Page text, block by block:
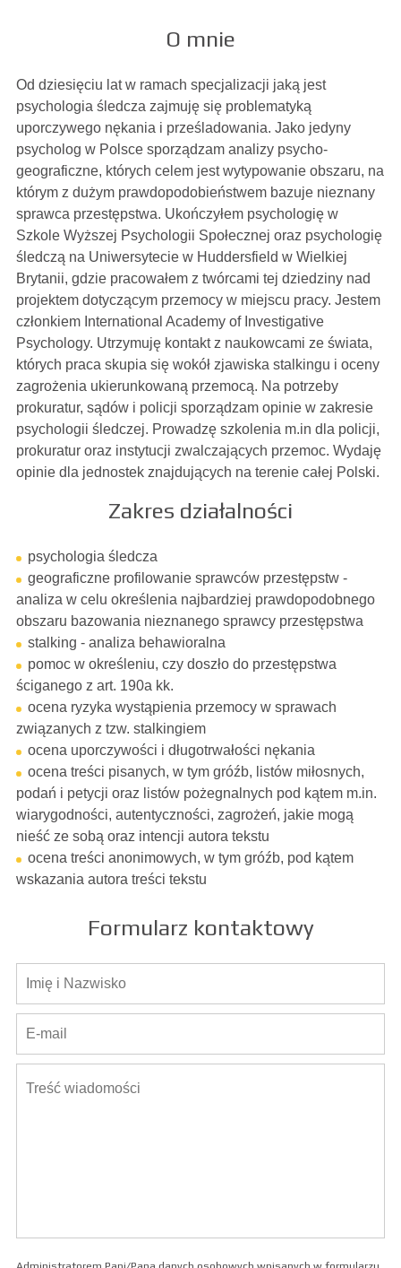
O mnie
Od dziesięciu lat w ramach specjalizacji jaką jest
psychologia śledcza zajmuję się problematyką
uporczywego nękania i prześladowania. Jako jedyny
psycholog w Polsce sporządzam analizy psycho-
geograficzne, których celem jest wytypowanie obszaru, na
którym z dużym prawdopodobieństwem bazuje nieznany
sprawca przestępstwa. Ukończyłem psychologię w
Szkole Wyższej Psychologii Społecznej oraz psychologię
śledczą na Uniwersytecie w Huddersfield w Wielkiej
Brytanii, gdzie pracowałem z twórcami tej dziedziny nad
projektem dotyczącym przemocy w miejscu pracy. Jestem
członkiem International Academy of Investigative
Psychology. Utrzymuję kontakt z naukowcami ze świata,
których praca skupia się wokół zjawiska stalkingu i oceny
zagrożenia ukierunkowaną przemocą. Na potrzeby
prokuratur, sądów i policji sporządzam opinie w zakresie
psychologii śledczej. Prowadzę szkolenia m.in dla policji,
prokuratur oraz instytucji zwalczających przemoc. Wydaję
opinie dla jednostek znajdujących na terenie całej Polski.
Zakres działalności
psychologia śledcza
geograficzne profilowanie sprawców przestępstw -
analiza w celu określenia najbardziej prawdopodobnego
obszaru bazowania nieznanego sprawcy przestępstwa
stalking - analiza behawioralna
pomoc w określeniu, czy doszło do przestępstwa
ściganego z art. 190a kk.
ocena ryzyka wystąpienia przemocy w sprawach
związanych z tzw. stalkingiem
ocena uporczywości i długotrwałości nękania
ocena treści pisanych, w tym gróźb, listów miłosnych,
podań i petycji oraz listów pożegnalnych pod kątem m.in.
wiarygodności, autentyczności, zagrożeń, jakie mogą
nieść ze sobą oraz intencji autora tekstu
ocena treści anonimowych, w tym gróźb, pod kątem
wskazania autora treści tekstu
Formularz kontaktowy